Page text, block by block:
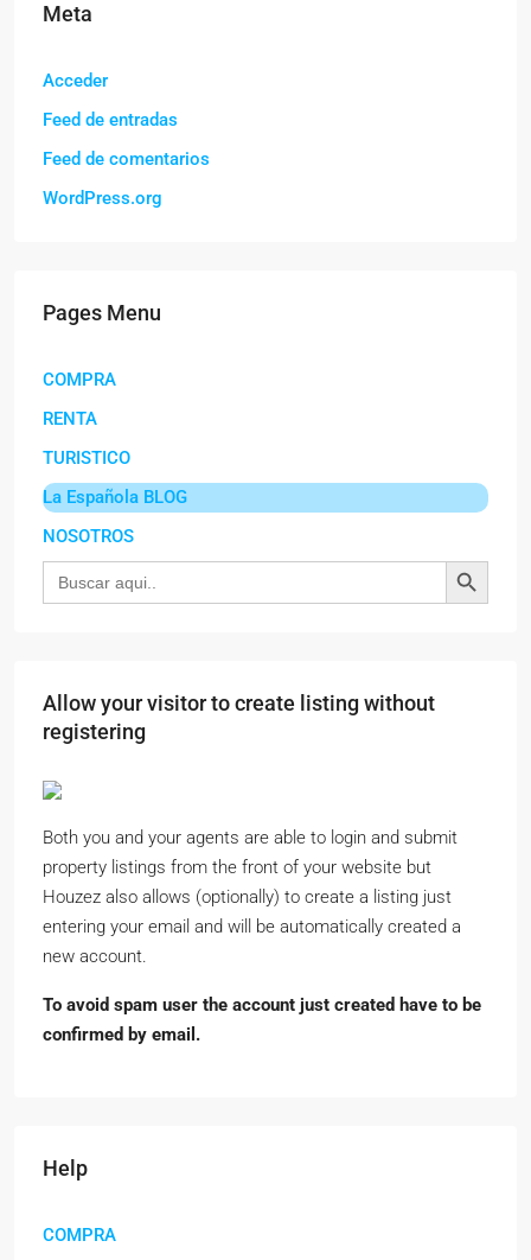
Meta
Acceder
Feed de entradas
Feed de comentarios
WordPress.org
Pages Menu
COMPRA
RENTA
TURISTICO
La Española BLOG
NOSOTROS
Buscar:
Botón de
Allow your visitor to create listing without
registering
Both you and your agents are able to login and submit
property listings from the front of your website but
Houzez also allows (optionally) to create a listing just
entering your email and will be automatically created a
new account.
To avoid spam user the account just created have to be
confirmed by email.
Help
COMPRA